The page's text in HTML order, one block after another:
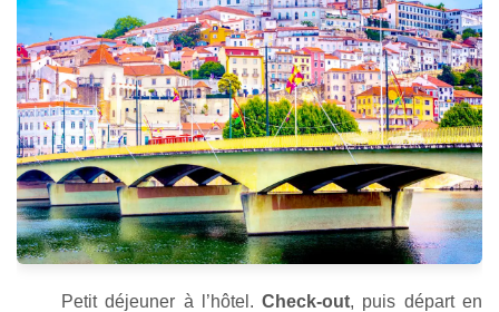
Petit déjeuner à l’hôtel.Check-out, puis départ en